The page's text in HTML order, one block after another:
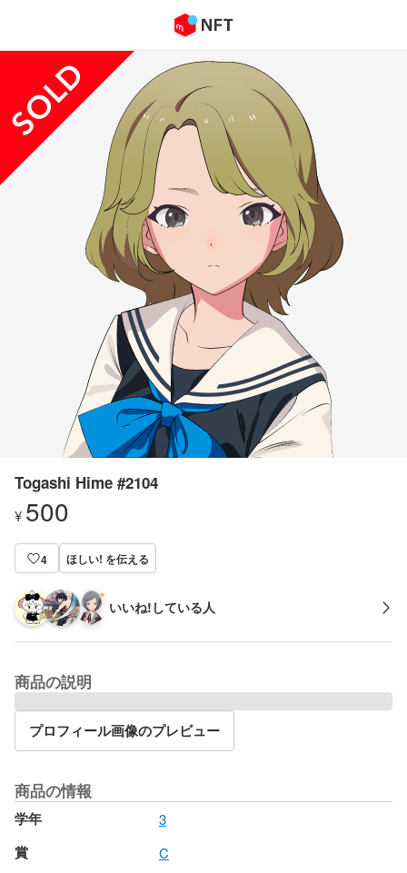
Togashi Hime #2104
¥ 500
4 ほしい! を伝える
いいね!している人
商品の説明
プロフィール画像のプレビュー
商品の情報
学年 3
賞 C